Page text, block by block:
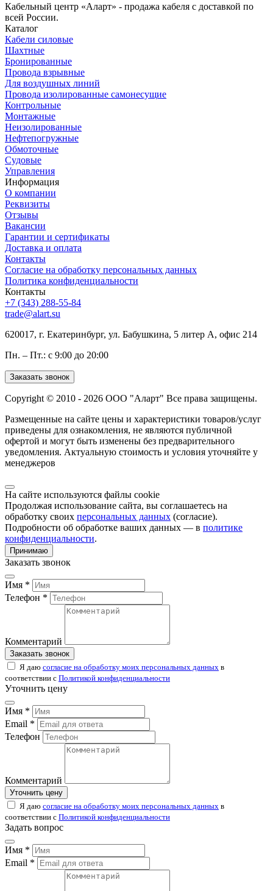
Кабельный центр «Аларт» - продажа кабеля с доставкой по
всей России.
Каталог
Кабели силовые
Шахтные
Бронированные
Провода взрывные
Для воздушных линий
Провода изолированные самонесущие
Контрольные
Монтажные
Неизолированные
Нефтепогружные
Обмоточные
Судовые
Управления
Информация
О компании
Реквизиты
Отзывы
Вакансии
Гарантии и сертификаты
Доставка и оплата
Контакты
Согласие на обработку персональных данных
Политика конфиденциальности
Контакты
+7 (343) 288-55-84
trade@alart.su
620017, г. Екатеринбург, ул. Бабушкина, 5 литер А, офис 214
Пн. – Пт.: с 9:00 до 20:00
Заказать звонок
Copyright © 2010 - 2026 ООО "Аларт" Все права защищены.
Размещенные на сайте цены и характеристики товаров/услуг
приведены для ознакомления, не являются публичной
офертой и могут быть изменены без предварительного
уведомления. Актуальную стоимость и условия уточняйте у
менеджеров
На сайте используются файлы cookie
Продолжая использование сайта, вы соглашаетесь на
обработку своих персональных данных (согласие).
Подробности об обработке ваших данных — в политике
конфиденциальности.
Принимаю
Заказать звонок
Имя *
Телефон *
Комментарий
Заказать звонок
Я даю согласие на обработку моих персональных данных в
соответствии с Политикой конфиденциальности
Уточнить цену
Имя *
Email *
Телефон
Комментарий
Уточнить цену
Я даю согласие на обработку моих персональных данных в
соответствии с Политикой конфиденциальности
Задать вопрос
Имя *
Email *